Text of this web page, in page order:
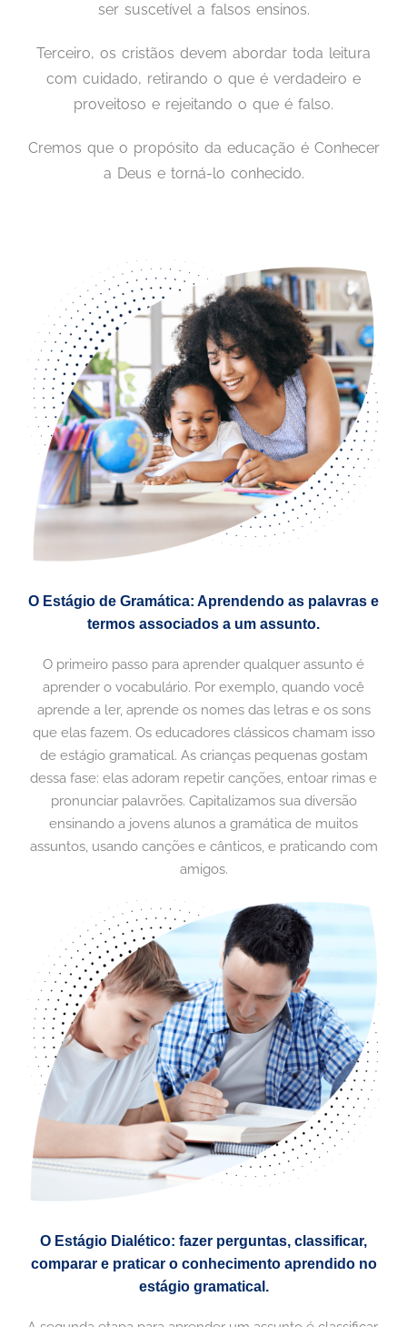
ser suscetível a falsos ensinos.
Terceiro, os cristãos devem abordar toda leitura
com cuidado, retirando o que é verdadeiro e
proveitoso e rejeitando o que é falso.
Cremos que o propósito da educação é Conhecer
a Deus e torná-lo conhecido.
O Estágio de Gramática: Aprendendo as palavras e
termos associados a um assunto.
O primeiro passo para aprender qualquer assunto é
aprender o vocabulário. Por exemplo, quando você
aprende a ler, aprende os nomes das letras e os sons
que elas fazem. Os educadores clássicos chamam isso
de estágio gramatical. As crianças pequenas gostam
dessa fase: elas adoram repetir canções, entoar rimas e
pronunciar palavrões. Capitalizamos sua diversão
ensinando a jovens alunos a gramática de muitos
assuntos, usando canções e cânticos, e praticando com
amigos.
O Estágio Dialético: fazer perguntas, classificar,
comparar e praticar o conhecimento aprendido no
estágio gramatical.